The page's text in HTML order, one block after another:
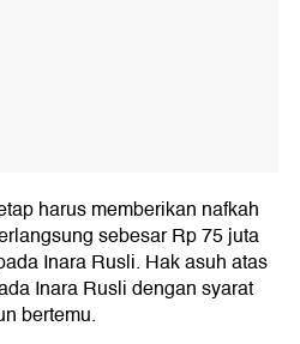
harus memberikan nafkah
sebesar Rp 75 juta
Inara Rusli. Hak asuh atas
Inara Rusli dengan syarat
bertemu.